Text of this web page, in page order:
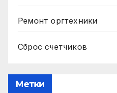
Ремонт оргтехники
Сброс счетчиков
Метки